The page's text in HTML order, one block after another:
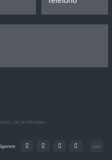
Co., Ltd. de Zhike Qida.
Index